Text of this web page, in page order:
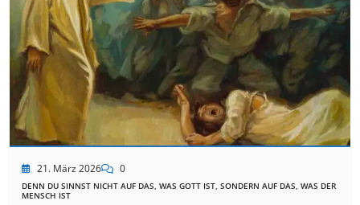
21. März 2026 0
DENN DU SINNST NICHT AUF DAS, WAS GOTT IST, SONDERN AUF DAS, WAS DER
MENSCH IST